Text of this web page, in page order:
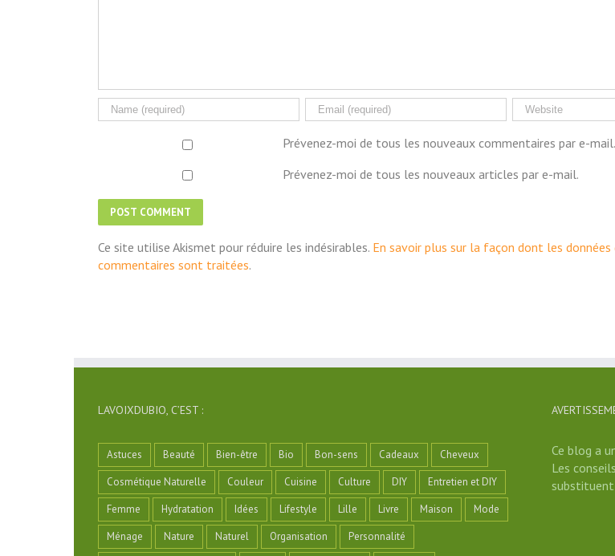
Prévenez-moi de tous les nouveaux commentaires par e-mail.
Prévenez-moi de tous les nouveaux articles par e-mail.
Ce site utilise Akismet pour réduire les indésirables. En savoir plus sur la façon dont les données
commentaires sont traitées.
LAVOIXDUBIO, C’EST :
Astuces Beauté Bien-être Bio Bon-sens Cadeaux
Cheveux
Cosmétique Naturelle
Couleur Cuisine Culture DIY
Entretien et DIY
Femme
Hydratation Idées Lifestyle Lille Livre Maison
Mode
Ménage
Nature Naturel Organisation Personnalité
Ce blog a
Les
substituent